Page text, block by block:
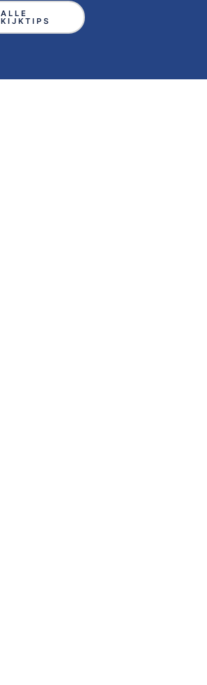
ALLE
KIJKTIPS